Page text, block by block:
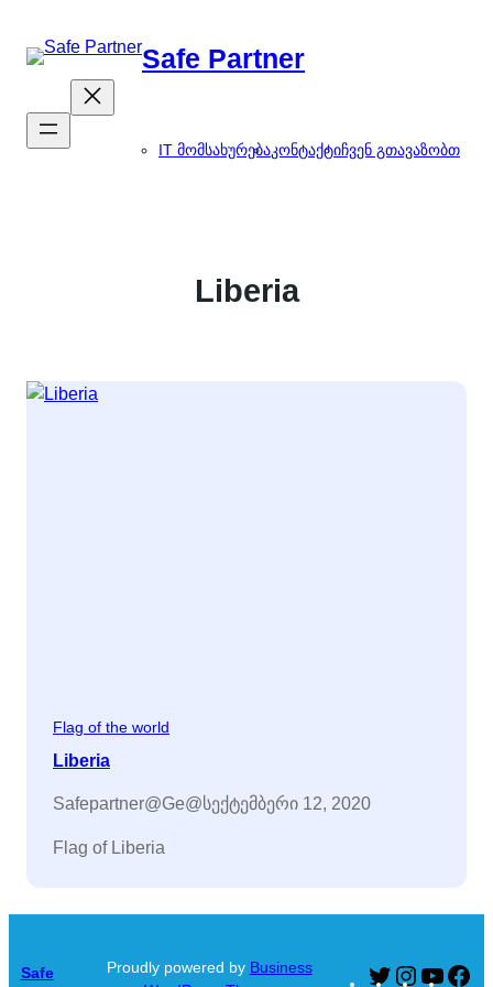
გადასვლა
Safe Partner
IT მომსახურებაკონტაქტიჩვენ გთავაზობთ
Liberia
Flag of the world
Liberia
Safepartner@ge@სექტემბერი 12, 2020
Flag of Liberia
Safe
Proudly powered by Business
TwitterInstagram